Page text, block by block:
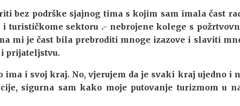
bez podrške sjajnog tima s kojim sam imala čast
i turističkome sektoru .- nebrojene kolege s
mi je čast bila prebroditi mnoge izazove i slaviti
i prijateljstvu.
ima i svoj kraj. No, vjerujem da je svaki kraj ujedno i
sigurna sam kako moje putovanje turizmom u